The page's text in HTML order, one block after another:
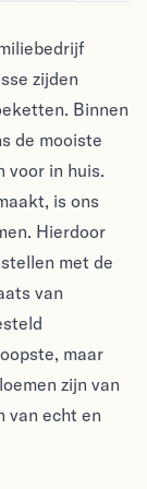
zijden
Binnen
de mooiste
voor in huis.
is ons
Hierdoor
met de
van
maar
zijn van
van echt en